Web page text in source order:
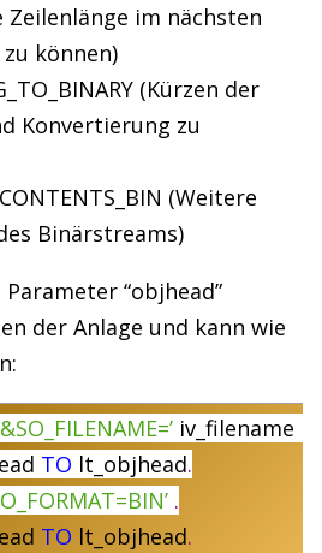
Zeilenlänge im nächsten
können)
(Kürzen der
Konvertierung zu
(Weitere
Binärstreams)
“objhead”
der Anlage und kann wie
iv_filename
TO lt_objhead.
.
TO lt_objhead.